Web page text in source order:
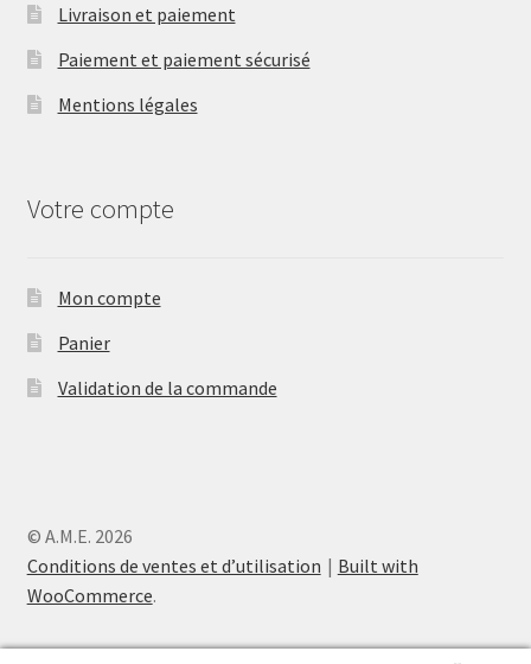
Livraison et paiement
Paiement et paiement sécurisé
Mentions légales
Votre compte
Mon compte
Panier
Validation de la commande
© A.M.E. 2026
Conditions de ventes et d’utilisation
Built with
WooCommerce.